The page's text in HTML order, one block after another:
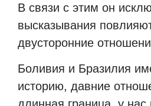
В связи с этим он
высказывания
двусторонние
Боливия и Бразилия
историю, давние